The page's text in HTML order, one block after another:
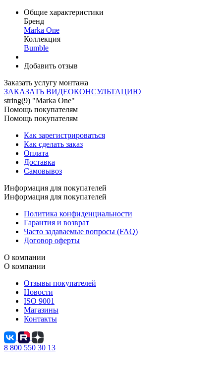
Общие характеристики
Бренд
Marka One
Коллекция
Bumble
Добавить отзыв
Заказать услугу монтажа
ЗАКАЗАТЬ ВИДЕОКОНСУЛЬТАЦИЮ
string(9) "Marka One"
Помощь покупателям
Помощь покупателям
Как зарегистрироваться
Как сделать заказ
Оплата
Доставка
Самовывоз
Информация для покупателей
Информация для покупателей
Политика конфиденциальности
Гарантия и возврат
Часто задаваемые вопросы (FAQ)
Договор оферты
О компании
О компании
Отзывы покупателей
Новости
ISO 9001
Магазины
Контакты
8 800 550 30 13